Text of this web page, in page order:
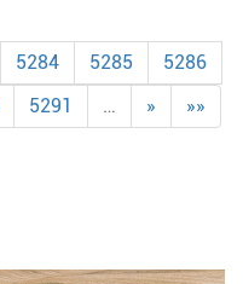
5284 5285
5286
5291 … » »»